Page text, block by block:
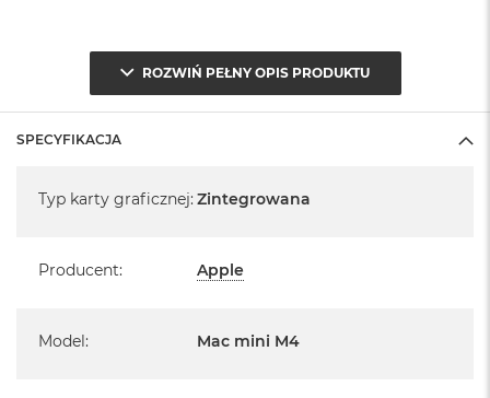
ROZWIŃ PEŁNY OPIS PRODUKTU
SPECYFIKACJA
Typ karty graficznej: Zintegrowana
Producent: Apple
Model: Mac mini M4